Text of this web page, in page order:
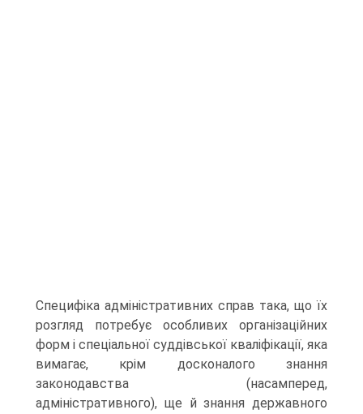
Специфіка адміністративних справ така, що їх
розгляд потребує особливих організаційних
форм і спеціальної суддівської кваліфікації, яка
вимагає, крім досконалого знання
законодавства (насамперед,
адміністративного), ще й знання державного